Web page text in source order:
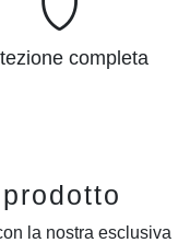
completa
la nostra esclusiva